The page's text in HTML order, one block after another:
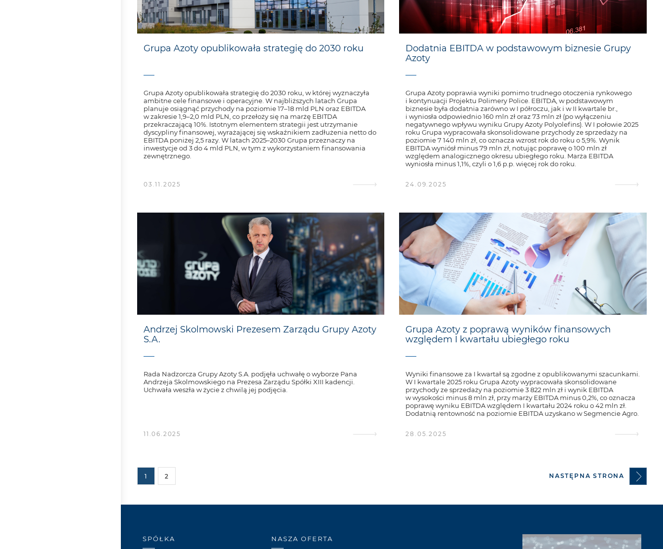
Grupa Azoty opublikowała strategię do 2030 roku
Grupa Azoty opublikowała strategię do 2030 roku, w której wyznaczyła
ambitne cele finansowe i operacyjne. W najbliższych latach Grupa
planuje osiągnąć przychody na poziomie 17–18 mld PLN oraz EBITDA
w zakresie 1,9–2,0 mld PLN, co przełoży się na marżę EBITDA
przekraczającą 10%. Istotnym elementem strategii jest utrzymanie
dyscypliny finansowej, wyrażającej się wskaźnikiem zadłużenia netto do
EBITDA poniżej 2,5 razy. W latach 2025–2030 Grupa przeznaczy na
inwestycje od 3 do 4 mld PLN, w tym z wykorzystaniem finansowania
zewnętrznego.
03.11.2025
Dodatnia EBITDA w podstawowym biznesie Grupy
Azoty
Grupa Azoty poprawia wyniki pomimo trudnego otoczenia rynkowego
i kontynuacji Projektu Polimery Police. EBITDA, w podstawowym
biznesie była dodatnia zarówno w I półroczu, jak i w II kwartale br.,
i wyniosła odpowiednio 160 mln zł oraz 73 mln zł (po wyłączeniu
negatywnego wpływu wyniku Grupy Azoty Polyolefins). W I połowie 2025
roku Grupa wypracowała skonsolidowane przychody ze sprzedaży na
poziomie 7 140 mln zł, co oznacza wzrost rok do roku o 5,9%. Wynik
EBITDA wyniósł minus 79 mln zł, notując poprawę o 100 mln zł
względem analogicznego okresu ubiegłego roku. Marża EBITDA
wyniosła minus 1,1%, czyli o 1,6 p.p. więcej rok do roku.
24.09.2025
Andrzej Skolmowski Prezesem Zarządu Grupy Azoty
S.A.
Rada Nadzorcza Grupy Azoty S.A. podjęła uchwałę o wyborze Pana
Andrzeja Skolmowskiego na Prezesa Zarządu Spółki XIII kadencji.
Uchwała weszła w życie z chwilą jej podjęcia.
11.06.2025
Grupa Azoty z poprawą wyników finansowych
względem I kwartału ubiegłego roku
Wyniki finansowe za I kwartał są zgodne z opublikowanymi szacunkami.
W I kwartale 2025 roku Grupa Azoty wypracowała skonsolidowane
przychody ze sprzedaży na poziomie 3 822 mln zł i wynik EBITDA
w wysokości minus 8 mln zł, przy marży EBITDA minus 0,2%, co oznacza
poprawę wyniku EBITDA względem I kwartału 2024 roku o 42 mln zł.
Dodatnią rentowność na poziomie EBITDA uzyskano w Segmencie Agro.
28.05.2025
1 2 NASTĘPNA STRONA
SPÓŁKA NASZA OFERTA